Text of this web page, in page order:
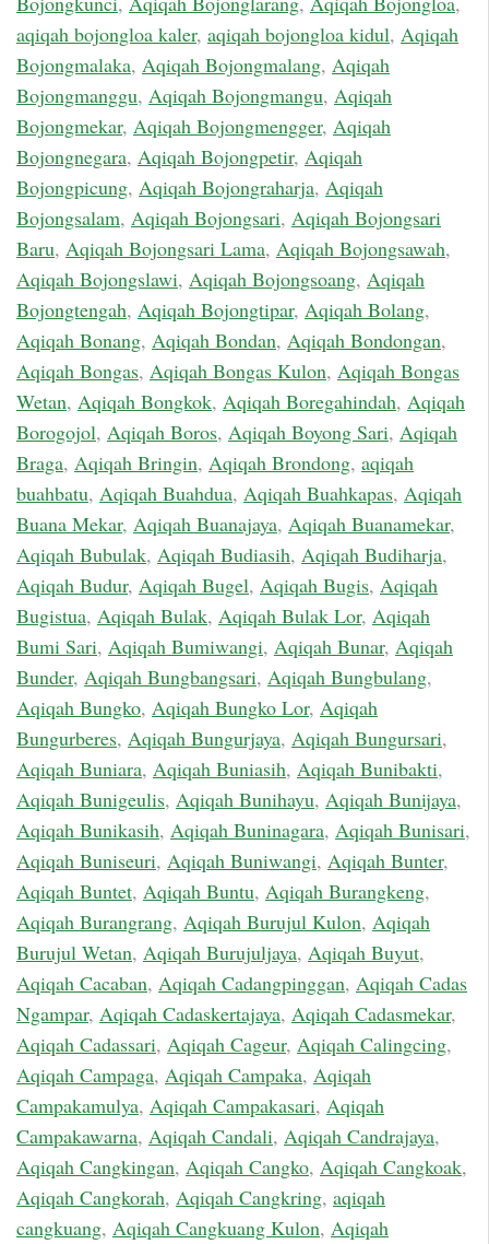
aqiqah bojongloa kaler, aqiqah bojongloa kidul, Aqiqah
Bojongmalaka, Aqiqah Bojongmalang, Aqiqah
Bojongmanggu, Aqiqah Bojongmangu, Aqiqah
Bojongmekar, Aqiqah Bojongmengger, Aqiqah
Bojongnegara, Aqiqah Bojongpetir, Aqiqah
Bojongpicung, Aqiqah Bojongraharja, Aqiqah
Bojongsalam, Aqiqah Bojongsari, Aqiqah Bojongsari
Baru, Aqiqah Bojongsari Lama, Aqiqah Bojongsawah,
Aqiqah Bojongslawi, Aqiqah Bojongsoang, Aqiqah
Bojongtengah, Aqiqah Bojongtipar, Aqiqah Bolang,
Aqiqah Bonang, Aqiqah Bondan, Aqiqah Bondongan,
Aqiqah Bongas, Aqiqah Bongas Kulon, Aqiqah Bongas
Wetan, Aqiqah Bongkok, Aqiqah Boregahindah, Aqiqah
Borogojol, Aqiqah Boros, Aqiqah Boyong Sari, Aqiqah
Braga, Aqiqah Bringin, Aqiqah Brondong, aqiqah
buahbatu, Aqiqah Buahdua, Aqiqah Buahkapas, Aqiqah
Buana Mekar, Aqiqah Buanajaya, Aqiqah Buanamekar,
Aqiqah Bubulak, Aqiqah Budiasih, Aqiqah Budiharja,
Aqiqah Budur, Aqiqah Bugel, Aqiqah Bugis, Aqiqah
Bugistua, Aqiqah Bulak, Aqiqah Bulak Lor, Aqiqah
Bumi Sari, Aqiqah Bumiwangi, Aqiqah Bunar, Aqiqah
Bunder, Aqiqah Bungbangsari, Aqiqah Bungbulang,
Aqiqah Bungko, Aqiqah Bungko Lor, Aqiqah
Bungurberes, Aqiqah Bungurjaya, Aqiqah Bungursari,
Aqiqah Buniara, Aqiqah Buniasih, Aqiqah Bunibakti,
Aqiqah Bunigeulis, Aqiqah Bunihayu, Aqiqah Bunijaya,
Aqiqah Bunikasih, Aqiqah Buninagara, Aqiqah Bunisari,
Aqiqah Buniseuri, Aqiqah Buniwangi, Aqiqah Bunter,
Aqiqah Buntet, Aqiqah Buntu, Aqiqah Burangkeng,
Aqiqah Burangrang, Aqiqah Burujul Kulon, Aqiqah
Burujul Wetan, Aqiqah Burujuljaya, Aqiqah Buyut,
Aqiqah Cacaban, Aqiqah Cadangpinggan, Aqiqah Cadas
Ngampar, Aqiqah Cadaskertajaya, Aqiqah Cadasmekar,
Aqiqah Cadassari, Aqiqah Cageur, Aqiqah Calingcing,
Aqiqah Campaga, Aqiqah Campaka, Aqiqah
Campakamulya, Aqiqah Campakasari, Aqiqah
Campakawarna, Aqiqah Candali, Aqiqah Candrajaya,
Aqiqah Cangkingan, Aqiqah Cangko, Aqiqah Cangkoak,
Aqiqah Cangkorah, Aqiqah Cangkring, aqiqah
cangkuang, Aqiqah Cangkuang Kulon, Aqiqah